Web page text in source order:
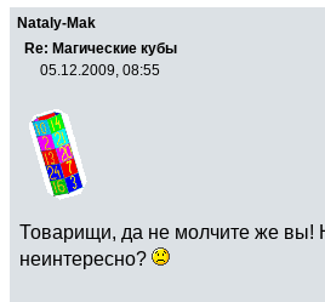
Nataly-Mak
Re: Магические кубы
05.12.2009, 08:55
Товарищи, да не молчите же вы!
неинтересно?